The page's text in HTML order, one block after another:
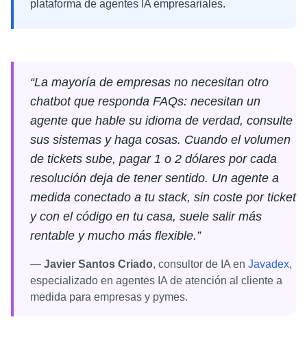
plataforma de agentes IA empresariales.
“La mayoría de empresas no necesitan otro
chatbot que responda FAQs: necesitan un
agente que hable su idioma de verdad, consulte
sus sistemas y haga cosas. Cuando el volumen
de tickets sube, pagar 1 o 2 dólares por cada
resolución deja de tener sentido. Un agente a
medida conectado a tu stack, sin coste por ticket
y con el código en tu casa, suele salir más
rentable y mucho más flexible.”
— Javier Santos Criado, consultor de IA en Javadex,
especializado en agentes IA de atención al cliente a
medida para empresas y pymes.